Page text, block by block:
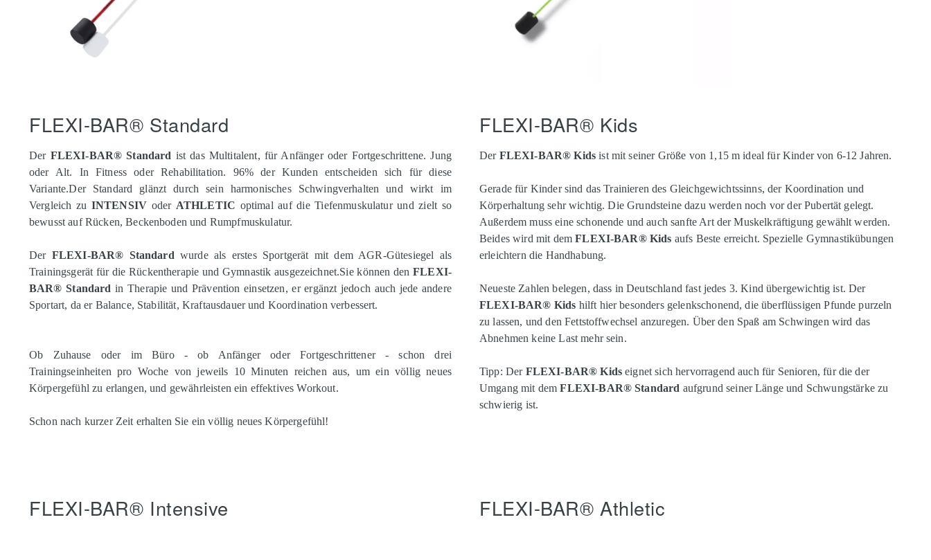
FLEXI-BAR® Standard
Der FLEXI-BAR® Standard ist das Multitalent, für Anfänger oder Fortgeschrittene. Jung
oder Alt. In Fitness oder Rehabilitation. 96% der Kunden entscheiden sich für diese
Variante.Der Standard glänzt durch sein harmonisches Schwingverhalten und wirkt im
Vergleich zu INTENSIV oder ATHLETIC optimal auf die Tiefenmuskulatur und zielt so
bewusst auf Rücken, Beckenboden und Rumpfmuskulatur.
Der FLEXI-BAR® Standard wurde als erstes Sportgerät mit dem AGR-Gütesiegel als
Trainingsgerät für die Rückentherapie und Gymnastik ausgezeichnet.Sie können denFLEXI-
BAR® Standard in Therapie und Prävention einsetzen, er ergänzt jedoch auch jede andere
Sportart, da er Balance, Stabilität, Kraftausdauer und Koordination verbessert.
Ob Zuhause oder im Büro - ob Anfänger oder Fortgeschrittener - schon drei
Trainingseinheiten pro Woche von jeweils 10 Minuten reichen aus, um ein völlig neues
Körpergefühl zu erlangen, und gewährleisten ein effektives Workout.
Schon nach kurzer Zeit erhalten Sie ein völlig neues Körpergefühl!
FLEXI-BAR® Kids
Der FLEXI-BAR® Kids ist mit seiner Größe von 1,15 m ideal für Kinder von 6-12 Jahren.
Gerade für Kinder sind das Trainieren des Gleichgewichtssinns, der Koordination und
Körperhaltung sehr wichtig. Die Grundsteine dazu werden noch vor der Pubertät gelegt.
Außerdem muss eine schonende und auch sanfte Art der Muskelkräftigung gewählt werden.
Beides wird mit demFLEXI-BAR® Kids aufs Beste erreicht. Spezielle Gymnastikübungen
erleichtern die Handhabung.
Neueste Zahlen belegen, dass in Deutschland fast jedes 3. Kind übergewichtig ist. Der
FLEXI-BAR® Kids hilft hier besonders gelenkschonend, die überflüssigen Pfunde purzeln
zu lassen, und den Fettstoffwechsel anzuregen. Über den Spaß am Schwingen wird das
Abnehmen keine Last mehr sein.
Tipp: Der FLEXI-BAR® Kids eignet sich hervorragend auch für Senioren, für die der
Umgang mit demFLEXI-BAR® Standard aufgrund seiner Länge und Schwungstärke zu
schwierig ist.
FLEXI-BAR® Intensive FLEXI-BAR® Athletic